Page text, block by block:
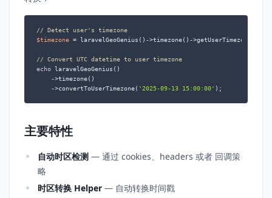
// Detect user's timezone
$timezone = laravelGeoGenius()->timezone()->getUserTimezone();
// Convert UTC datetime to user timezone
echo laravelGeoGenius()
    ->timezone()
    ->convertToUserTimezone(
'2025-09-13 15:00:00' );
主要特性
自动时区检测 — 通过 cookies、headers 或者 回调策
略
时区转换 Helper — 自动转换时间戳